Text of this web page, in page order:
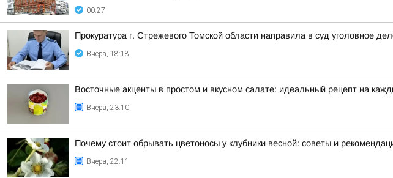
00:27
Прокуратура г. Стрежевого Томской области направила в суд уголовное
Вчера, 18:18
Восточные акценты в простом и вкусном салате: идеальный рецепт на
Вчера, 23:10
Почему стоит обрывать цветоносы у клубники весной: советы и
Вчера, 22:11